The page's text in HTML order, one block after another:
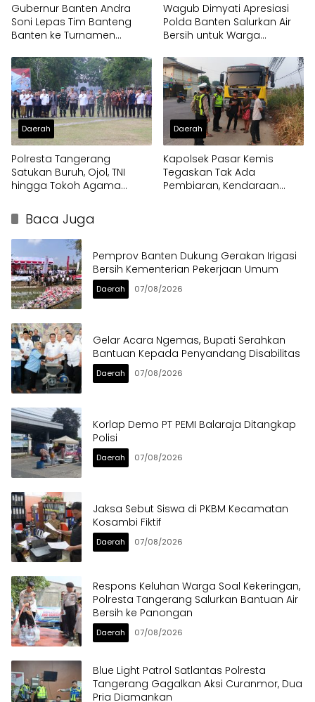
Gubernur Banten Andra
Soni Lepas Tim Banteng
Banten ke Turnamen
Wagub Dimyati Apresiasi
Polda Banten Salurkan Air
Bersih untuk Warga
Daerah
Polresta Tangerang
Satukan Buruh, Ojol, TNI
hingga Tokoh Agama
Daerah
Kapolsek Pasar Kemis
Tegaskan Tak Ada
Pembiaran, Kendaraan
Baca Juga
Pemprov Banten Dukung Gerakan Irigasi
Bersih Kementerian Pekerjaan Umum
Daerah 07/08/2026
Gelar Acara Ngemas, Bupati Serahkan
Bantuan Kepada Penyandang Disabilitas
Daerah 07/08/2026
Korlap Demo PT PEMI Balaraja Ditangkap
Polisi
Daerah 07/08/2026
Jaksa Sebut Siswa di PKBM Kecamatan
Kosambi Fiktif
Daerah 07/08/2026
Respons Keluhan Warga Soal Kekeringan,
Polresta Tangerang Salurkan Bantuan Air
Bersih ke Panongan
Daerah 07/08/2026
Blue Light Patrol Satlantas Polresta
Tangerang Gagalkan Aksi Curanmor, Dua
Pria Diamankan